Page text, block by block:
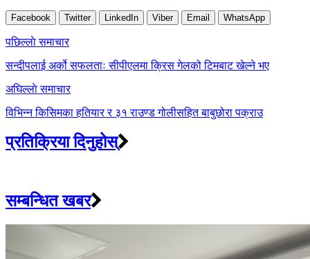
Facebook Twitter LinkedIn Viber Email WhatsApp
Post
navigation
पछिल्लाे समाचार
सन्दीपलाई अर्को सफलताः सीपीएलमा क्रिस गेलको टिमबाट खेल्ने भए
अघिल्लाे समाचार
विभिन्न किसिमका हतियार र ३१ राउण्ड गोलीसहित बाबुछोरा पक्राउ
प्रतिक्रिया दिनुहोस्
सम्बन्धित खबर